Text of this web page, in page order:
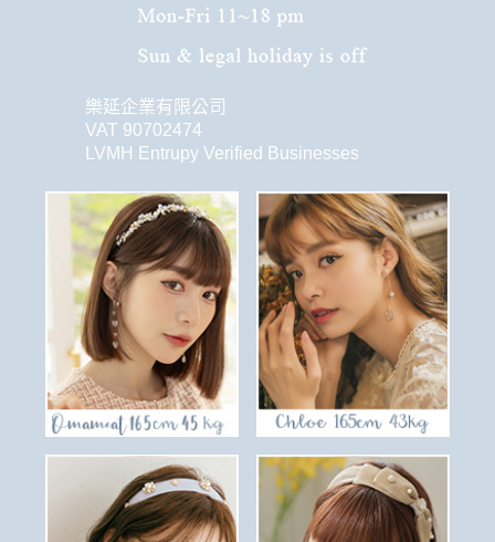
樂延企業有限公司
VAT 90702474
LVMH Entrupy Verified Businesses